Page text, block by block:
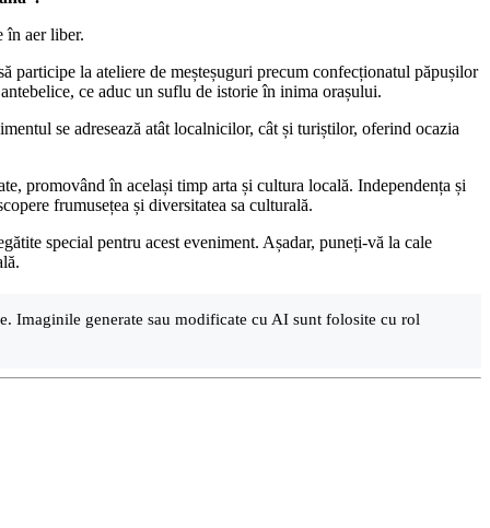
în aer liber.
participe la ateliere de meșteșuguri precum confecționatul păpușilor
ce aduc un suflu de istorie în inima orașului.
se adresează atât localnicilor, cât și turiștilor, oferind ocazia
promovând în același timp arta și cultura locală. Independența și
frumusețea și diversitatea sa culturală.
special pentru acest eveniment. Așadar, puneți-vă la cale
Imaginile generate sau modificate cu AI sunt folosite cu rol